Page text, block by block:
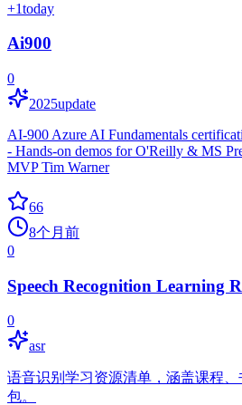
+1today
Ai900
0
2025update
AI-900 Azure AI Fundamentals
- Hands-on demos for O'Reilly & MS
MVP Tim Warner
66
8个月前
0
Speech Recognition Learning
0
asr
语音识别学习资源清单，涵盖课程
包。